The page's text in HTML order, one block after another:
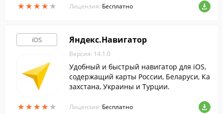
★★★★★
★★★★★ Лицензия: Бесплатно
iOS
★★★★★
★★★★★
Яндекс.Навигатор
Версия: 14.1.0
Удобный и быстрый навигатор для iOS,
содержащий карты России, Беларуси, Ка
захстана, Украины и Турции.
Лицензия: Бесплатно